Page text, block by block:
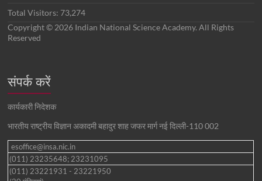
Total Visitors: 73,274
Copyright © 2026 Indian National Science Academy. All Rights
Reserved
संपर्क करें
कार्यकारी निदेशक
भारतीय राष्ट्रीय विज्ञान अकादमी बहादुर शाह जफर मार्ग नई दिल्ली-110 002
esoffice@insa.nic.in
(011) 23235648; 23231095
(011) 23221931 - 23221950